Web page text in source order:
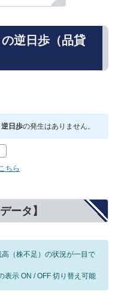
逆日歩（品貸
逆日歩の発生はありません。
ちら
ータ】
高（株不足）の状況が一目で
表示 ON / OFF 切り替え可能